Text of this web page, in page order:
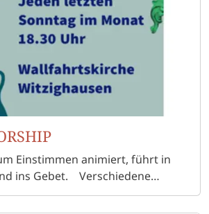
Einstimmen animiert, führt in
Verschiedene
Witzighausen bereichern die